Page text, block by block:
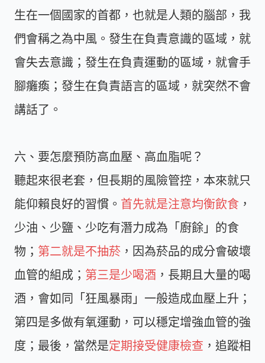
生在一個國家的首都，也就是人類的腦部，我
們會稱之為中風。發生在負責意識的區域，就
會失去意識；發生在負責運動的區域，就會手
腳癱瘓；發生在負責語言的區域，就突然不會
講話了。
六、要怎麼預防高血壓、高血脂呢？
聽起來很老套，但長期的風險管控，本來就只
能仰賴良好的習慣。 首先就是注意均衡飲食 ，
少油、少鹽、少吃有潛力成為「廚餘」的食
物； 第二就是不抽菸 ，因為菸品的成分會破壞
血管的組成； 第三是少喝酒 ，長期且大量的喝
酒，會如同「狂風暴雨」一般造成血壓上升；
第四是多做有氧運動，可以穩定增強血管的強
度；最後，當然是定期接受健康檢查 ，追蹤相